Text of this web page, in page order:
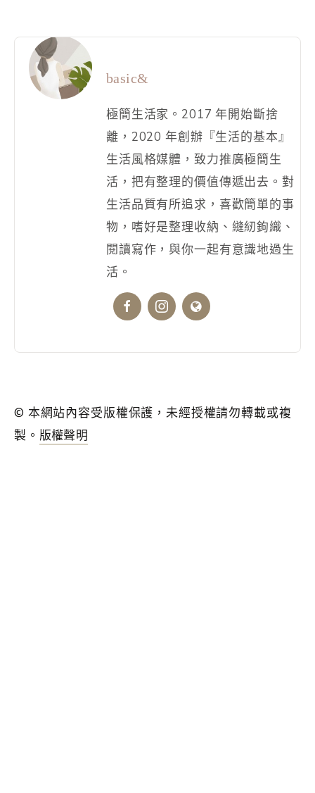
basic&
極簡生活家。2017 年開始斷捨
離，2020 年創辦『生活的基本』
生活風格媒體，致力推廣極簡生
活，把有整理的價值傳遞出去。對
生活品質有所追求，喜歡簡單的事
物，嗜好是整理收納、縫紉鉤織、
閱讀寫作，與你一起有意識地過生
活。
© 本網站內容受版權保護，未經授權請勿轉載或複
製。 版權聲明